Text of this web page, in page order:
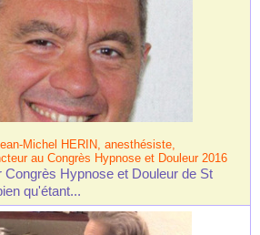
Michel HERIN, anesthésiste,
au Congrès Hypnose et Douleur 2016
Congrès Hypnose et Douleur de St
qu'étant...